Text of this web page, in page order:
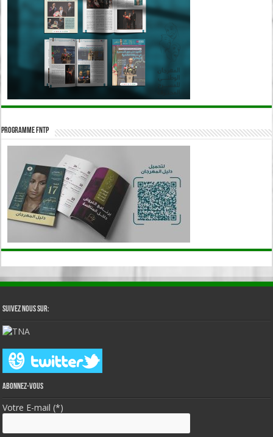
Programme FNTP
Suivez nous sur:
Abonnez-vous
Votre E-mail (*)